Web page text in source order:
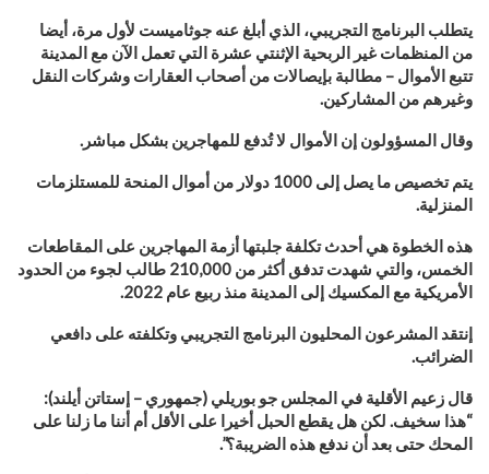
يتطلب البرنامج التجريبي، الذي أبلغ عنه جوثاميست لأول مرة، أيضا
من المنظمات غير الربحية الإثنتي عشرة التي تعمل الآن مع المدينة
تتبع الأموال – مطالبة بإيصالات من أصحاب العقارات وشركات النقل
وغيرهم من المشاركين.
وقال المسؤولون إن الأموال لا تُدفع للمهاجرين بشكل مباشر .
يتم تخصيص ما يصل إلى 1000 دولار من أموال المنحة للمستلزمات
المنزلية.
هذه الخطوة هي أحدث تكلفة جلبتها أزمة المهاجرين على المقاطعات
الخمس، والتي شهدت تدفق أكثر من 210,000 طالب لجوء من الحدود
الأمريكية مع المكسيك إلى المدينة منذ ربيع عام 2022
.
إنتقد المشرعون المحليون البرنامج التجريبي وتكلفته على دافعي
الضرائب.
قال زعيم الأقلية في المجلس جو بوريلي (جمهوري – إستاتن أيلند):
“هذا سخيف. لكن هل يقطع الحبل أخيرا على الأقل أم أننا ما زلنا على
المحك حتى بعد أن ندفع هذه الضريبة؟”.